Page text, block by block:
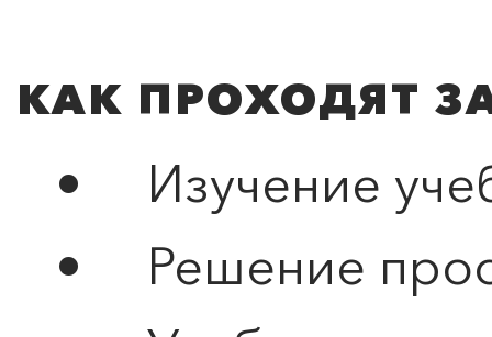
КАК ПРОХОДЯТ
• Изучение
• Решение